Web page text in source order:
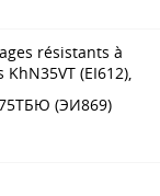
résistants à
(EI612),
(ЭИ869)